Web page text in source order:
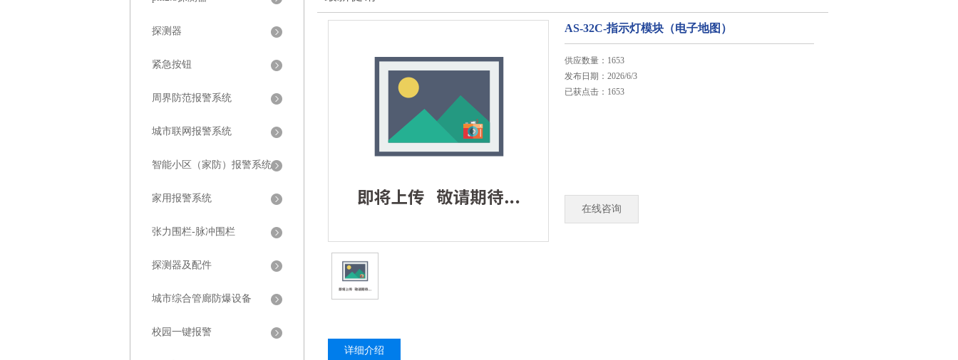
探测器
紧急按钮
周界防范报警系统
城市联网报警系统
智能小区（家防）报警系统
家用报警系统
张力围栏-脉冲围栏
探测器及配件
城市综合管廊防爆设备
校园一键报警
AS-32C-指示灯模块（电子地图）
供应数量：1653
发布日期：2026/6/3
已获点击：1653
在线咨询
详细介绍